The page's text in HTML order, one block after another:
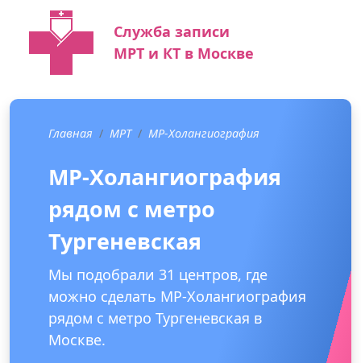
Служба записи
МРТ и КТ в Москве
Главная МРТ МР-Холангиография
МР-Холангиография
рядом с метро
Тургеневская
Мы подобрали 31 центров, где
можно сделать МР-Холангиография
рядом с метро Тургеневская в
Москве.